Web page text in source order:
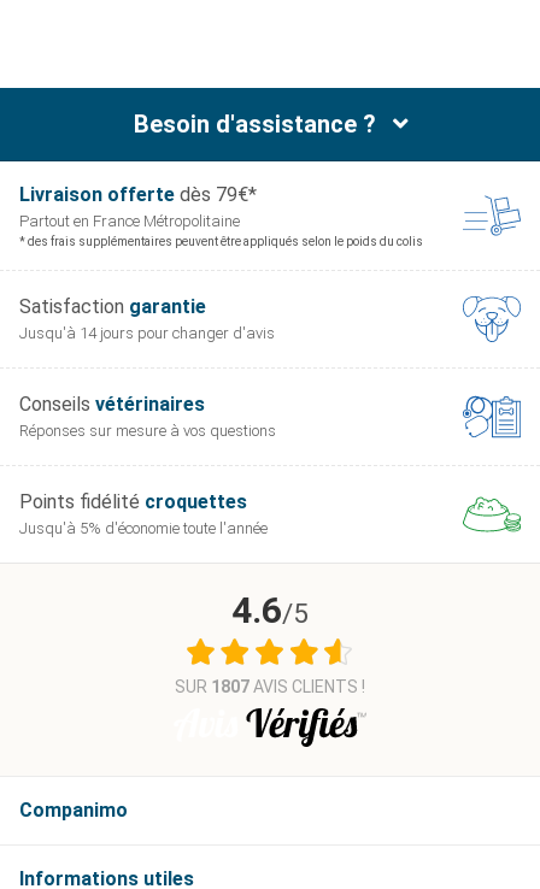
Besoin d'assistance ?
Livraison offerte dès 79€*
Partout en France Métropolitaine
* des frais supplémentaires peuvent être appliqués selon le poids du colis
Satisfaction garantie
Jusqu'à 14 jours pour changer d'avis
Conseils vétérinaires
Réponses sur mesure à vos questions
Points fidélité croquettes
Jusqu'à 5% d'économie toute l'année
Companimo
Informations
4.6/5
SUR 1807AVIS CLIENTS !